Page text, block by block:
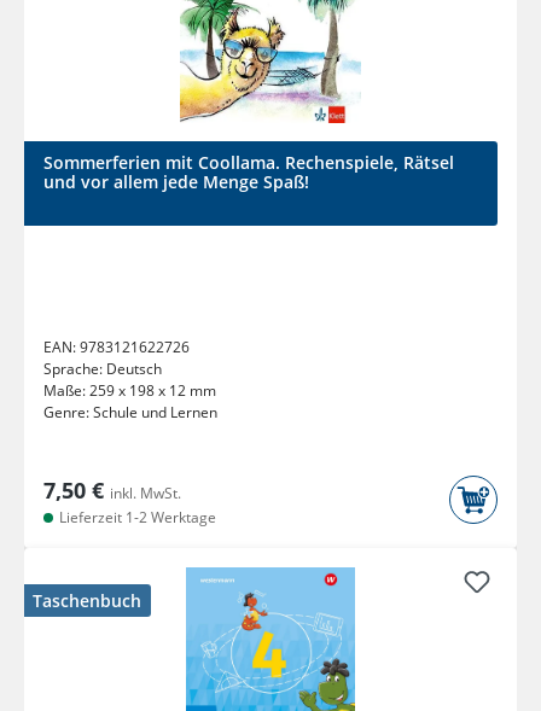
Sommerferien mit Coollama. Rechenspiele, Rätsel
und vor allem jede Menge Spaß!
EAN:9783121622726
Sprache: Deutsch
Maße:259 x 198 x 12 mm
Genre:Schule und Lernen
7,50 € inkl. MwSt.
Lieferzeit 1-2 Werktage
Taschenbuch